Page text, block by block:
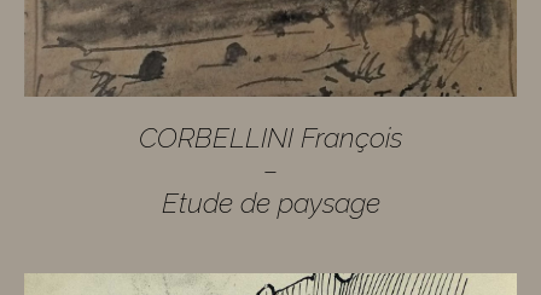
CORBELLINI François
–
Etude de paysage